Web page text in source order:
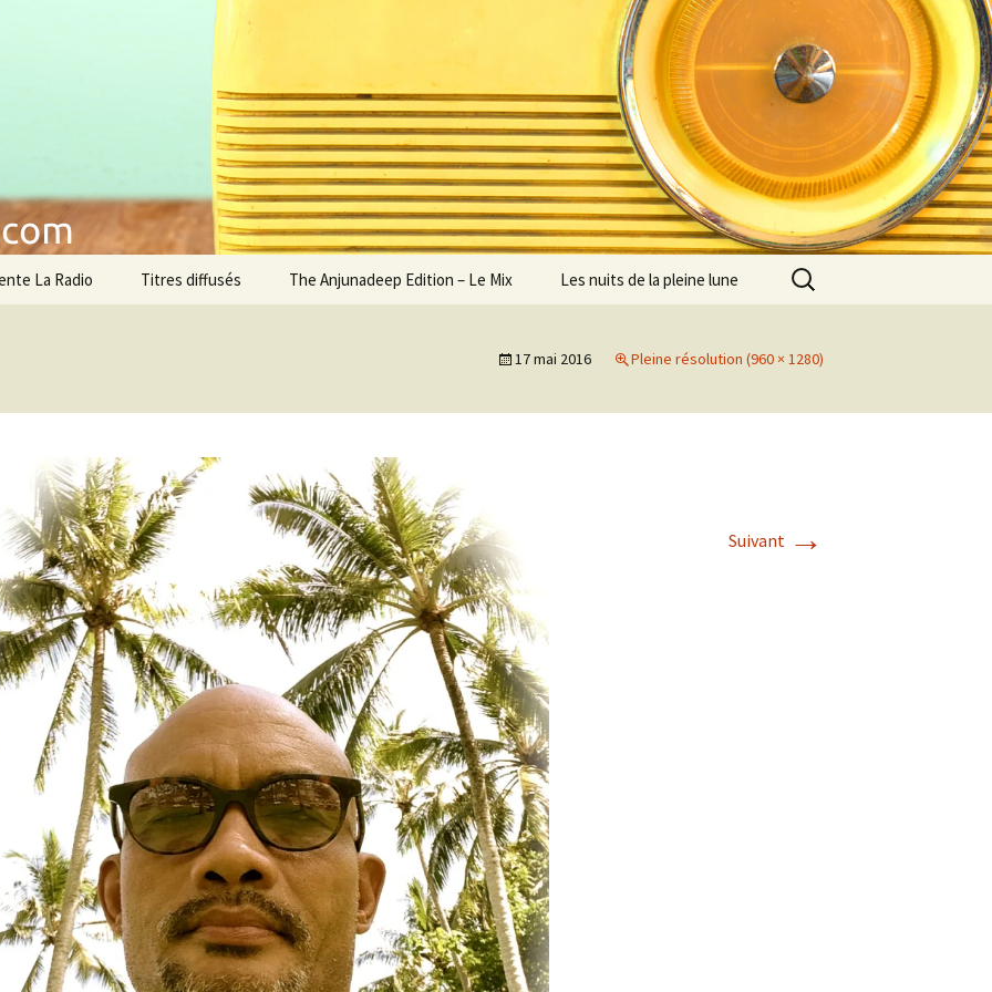
La Radio
La Radio Titres diffusés The Anjunadeep Edition – Le Mix Les nuits de la pleine lune
Rechercher :
17 mai 2016 Pleine résolution (960 × 1280)
Suivant →